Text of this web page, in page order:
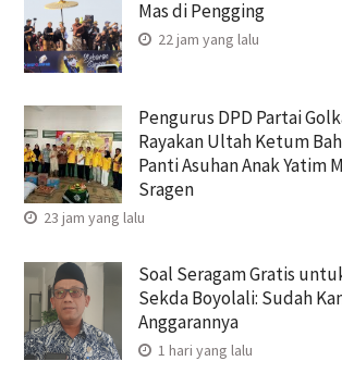
Mas di Pengging
22 jam yang lalu
Pengurus DPD Partai
Rayakan Ultah Ketum
Panti Asuhan Anak Yatim
Sragen
23 jam yang lalu
Soal Seragam Gratis
Sekda Boyolali: Sudah
Anggarannya
1 hari yang lalu